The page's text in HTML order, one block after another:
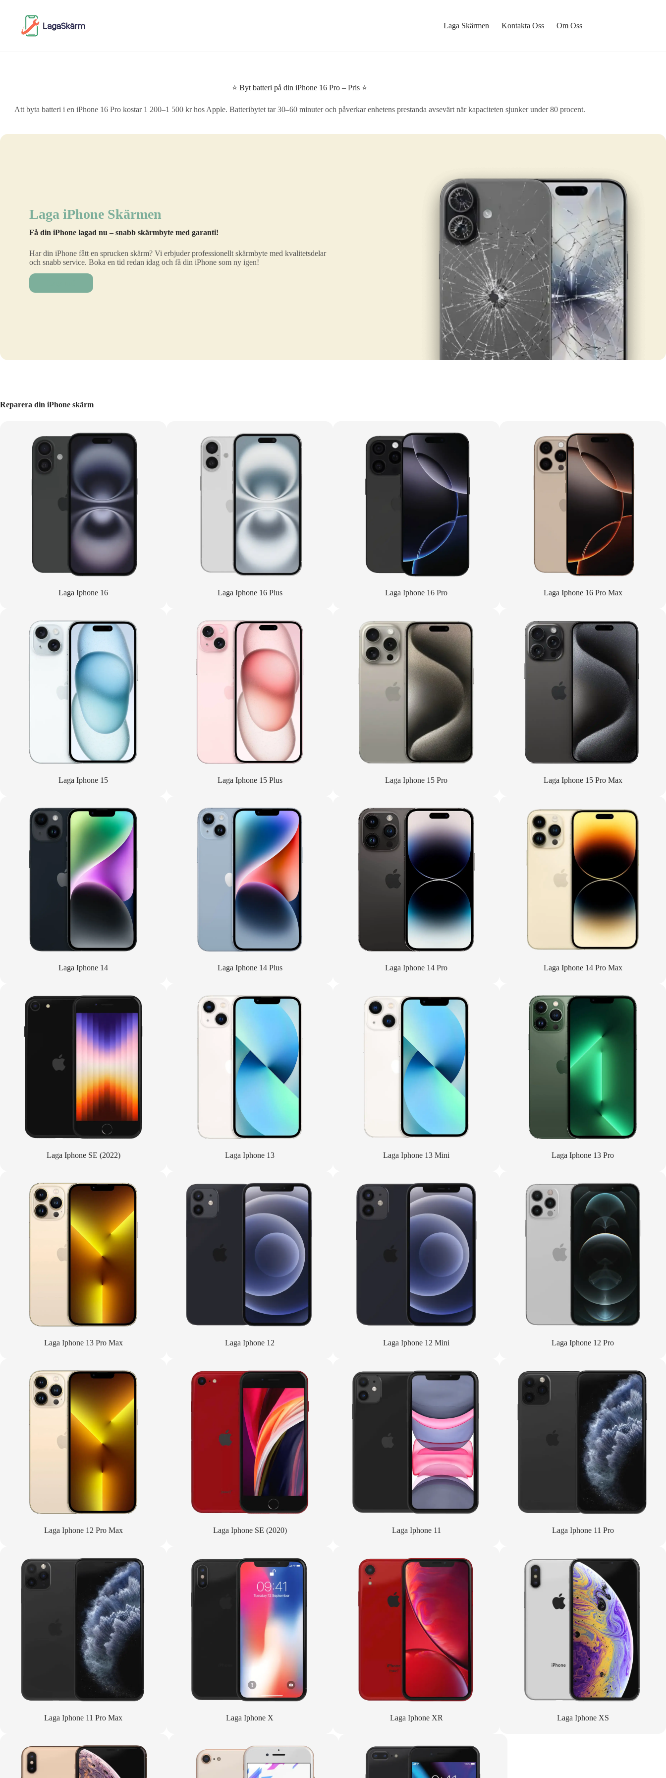
Laga Skärmen Kontakta Oss Om Oss
⭐ Byt batteri på din iPhone 16 Pro – Pris ⭐
Att byta batteri i en iPhone 16 Pro kostar 1 200–1 500 kr hos Apple. Batteribytet tar 30–60 minuter och påverkar enhetens prestanda avsevärt när kapaciteten sjunker under 80 procent.
Laga iPhone Skärmen
Få din iPhone lagad nu – snabb skärmbyte med garanti!
Har din iPhone fått en sprucken skärm? Vi erbjuder professionellt skärmbyte med kvalitetsdelar
och snabb service. Boka en tid redan idag och få din iPhone som ny igen!
Reparera din iPhone skärm
Laga Iphone 16 Laga Iphone 16 Plus Laga Iphone 16 Pro Laga Iphone 16 Pro Max
Laga Iphone 15 Laga Iphone 15 Plus Laga Iphone 15 Pro Laga Iphone 15 Pro Max
Laga Iphone 14 Laga Iphone 14 Plus Laga Iphone 14 Pro Laga Iphone 14 Pro Max
Laga Iphone SE (2022) Laga Iphone 13 Laga Iphone 13 Mini Laga Iphone 13 Pro
Laga Iphone 13 Pro Max Laga Iphone 12 Laga Iphone 12 Mini Laga Iphone 12 Pro
Laga Iphone 12 Pro Max Laga Iphone SE (2020) Laga Iphone 11 Laga Iphone 11 Pro
Laga Iphone 11 Pro Max Laga Iphone X Laga Iphone XR Laga Iphone XS